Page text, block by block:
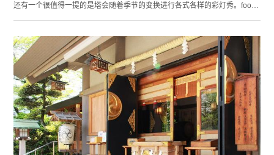
还有一个很值得一提的是塔会随着季节的变换进行各式各样的彩灯秀。foot